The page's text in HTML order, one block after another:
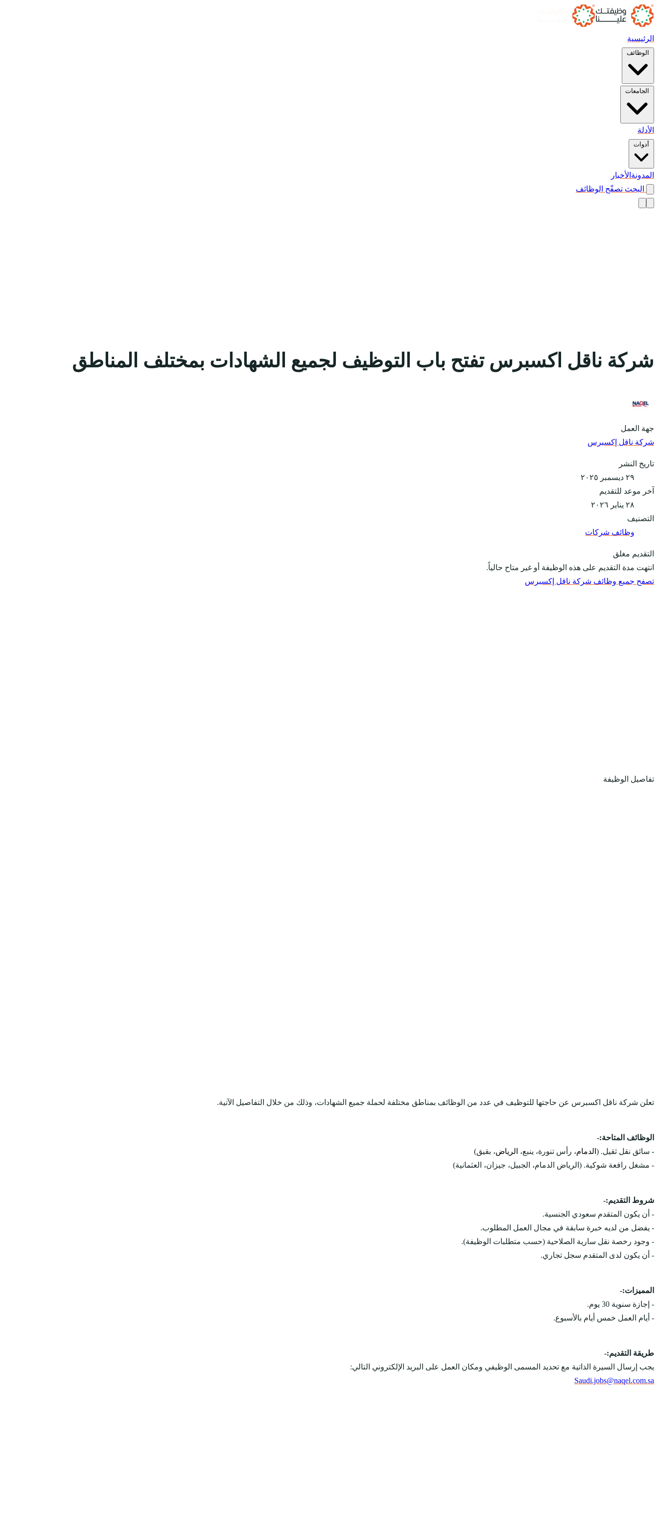
الرئيسية
الوظائف
الجامعات
الأدلة
أدوات
المدونة الأخبار
البحث تصفّح الوظائف
شركة ناقل اكسبرس تفتح باب التوظيف لجميع الشهادات بمختلف المناطق
جهة العمل
شركة ناقل إكسبرس
تاريخ النشر
٢٩ ديسمبر ٢٠٢٥
آخر موعد للتقديم
٢٨ يناير ٢٠٢٦
التصنيف
وظائف شركات
التقديم مغلق
انتهت مدة التقديم على هذه الوظيفة أو غير متاح حالياً.
تصفح جميع وظائف شركة ناقل إكسبرس
تفاصيل الوظيفة
تعلن شركة ناقل اكسبرس عن حاجتها للتوظيف في عدد من الوظائف بمناطق مختلفة لحملة جميع الشهادات، وذلك من خلال التفاصيل الآتية.
الوظائف المتاحة:-
- سائق نقل ثقيل. ( الدمام، رأس تنورة، ينبع، الرياض، بقيق)
- مشغل رافعة شوكية. (الرياض الدمام، الجبيل، جيزان، العثمانية)
شروط التقديم:-
- أن يكون المتقدم سعودي الجنسية.
- يفضل من لديه خبرة سابقة في مجال العمل المطلوب.
- وجود رخصة نقل سارية الصلاحية (حسب متطلبات الوظيفة).
- أن يكون لدى المتقدم سجل تجاري.
المميزات:-
- إجازة سنوية 30 يوم.
- أيام العمل خمس أيام بالأسبوع.
طريقة التقديم:-
يجب إرسال السيرة الذاتية مع تحديد المسمى الوظيفي ومكان العمل على البريد الإلكتروني التالي:
Saudi.jobs@naqel.com.sa